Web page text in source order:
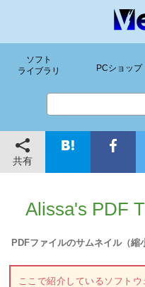
ソフト
ライブラリ
PCショップ
共有
Alissa's PDF
PDFファイルのサムネイル（
ここで紹介しているソフト